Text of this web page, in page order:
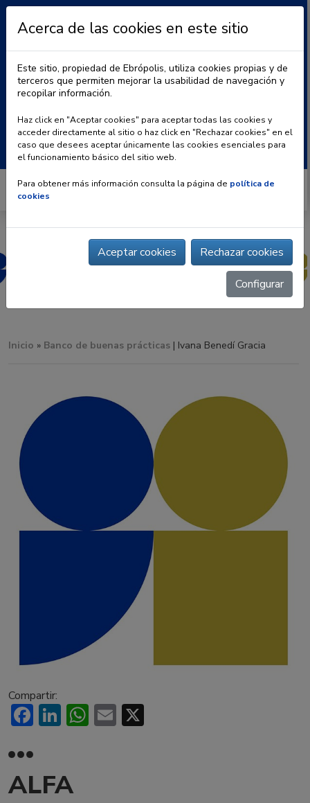
BLOG | CONTACTO
Buscar:
Inicio » Banco de buenas prácticas | Ivana Benedí Gracia
Compartir:
Facebook
LinkedIn
WhatsApp
Email
ALFA
Acerca de las cookies en este sitio
Este sitio, propiedad de Ebrópolis, utiliza cookies propias y de
terceros que permiten mejorar la usabilidad de navegación y
recopilar información.
Haz click en "Aceptar cookies" para aceptar todas las cookies y
acceder directamente al sitio o haz click en "Rechazar cookies" en el
caso que desees aceptar únicamente las cookies esenciales para
el funcionamiento básico del sitio web.
Para obtener más información consulta la página de política de
cookies
Aceptar cookies Rechazar cookies
Configurar